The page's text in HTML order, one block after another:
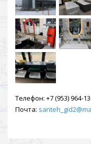
Телефон: +7 (953) 964-
Почта: